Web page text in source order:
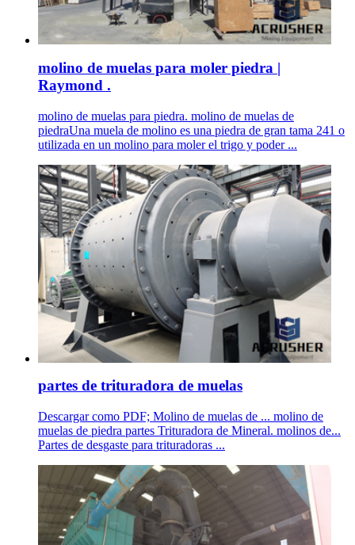
molino de muelas para moler piedra |
Raymond .
molino de muelas para piedra. molino de muelas de
piedraUna muela de molino es una piedra de gran tama 241 o
utilizada en un molino para moler el trigo y poder ...
partes de trituradora de muelas
Descargar como PDF; Molino de muelas de ... molino de
muelas de piedra partes Trituradora de Mineral. molinos de...
Partes de desgaste para trituradoras ...